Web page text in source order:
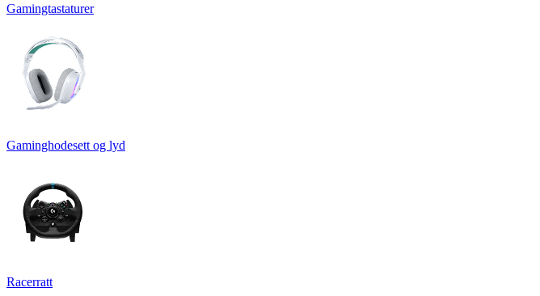
Gamingtastaturer
Gaminghodesett og lyd
Racerratt